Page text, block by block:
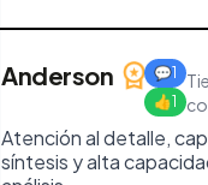
Anderson 💬1
👍1
Atención al detalle,
síntesis y alta